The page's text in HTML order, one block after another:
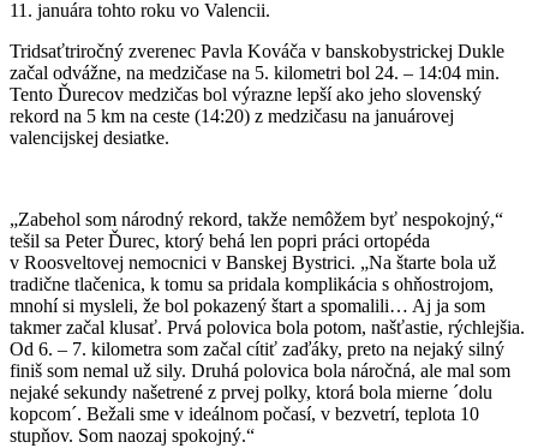
11. januára tohto roku vo Valencii.
Tridsaťtriročný zverenec Pavla Kováča v banskobystrickej Dukle
začal odvážne, na medzičase na 5. kilometri bol 24. – 14:04 min.
Tento Ďurecov medzičas bol výrazne lepší ako jeho slovenský
rekord na 5 km na ceste (14:20) z medzičasu na januárovej
valencijskej desiatke.
„Zabehol som národný rekord, takže nemôžem byť nespokojný,“
tešil sa Peter Ďurec, ktorý behá len popri práci ortopéda
v Roosveltovej nemocnici v Banskej Bystrici. „Na štarte bola už
tradične tlačenica, k tomu sa pridala komplikácia s ohňostrojom,
mnohí si mysleli, že bol pokazený štart a spomalili… Aj ja som
takmer začal klusať. Prvá polovica bola potom, našťastie, rýchlejšia.
Od 6. – 7. kilometra som začal cítiť zaďáky, preto na nejaký silný
finiš som nemal už sily. Druhá polovica bola náročná, ale mal som
nejaké sekundy našetrené z prvej polky, ktorá bola mierne ´dolu
kopcom´. Bežali sme v ideálnom počasí, v bezvetrí, teplota 10
stupňov. Som naozaj spokojný.“